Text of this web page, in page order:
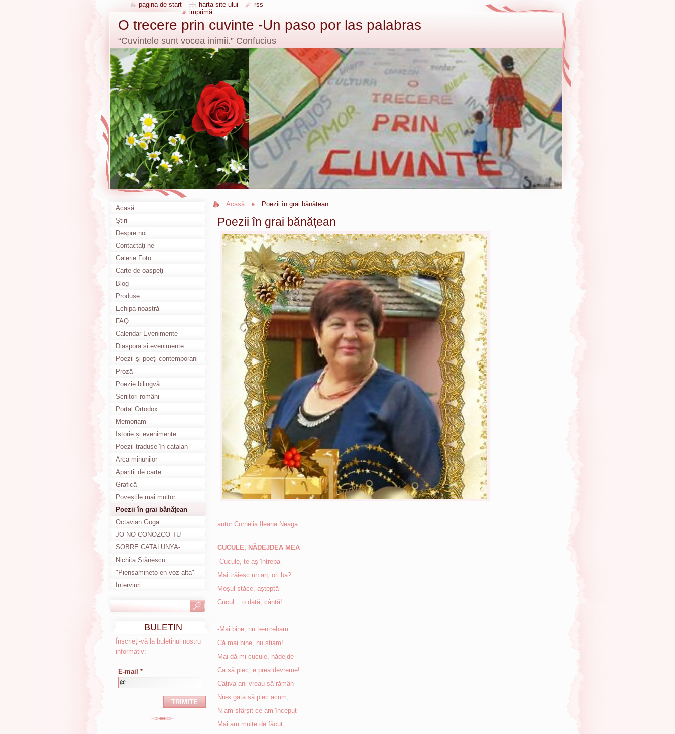
O trecere prin cuvinte -Un paso por las palabras
“Cuvintele sunt vocea inimii.” Confucius
Acasă Poezii în grai bănățean
Poezii în grai bănățean
autor Cornelia Ileana Neaga
CUCULE, NĂDEJDEA MEA
-Cucule, te-aș întreba
Mai trăiesc un an, ori ba?
Moșul stăce, așteptă
Cucul... o dată, cântă!
-Mai bine, nu te-ntrebam
Că mai bine, nu știam!
Mai dă-mi cucule, nădejde
Ca să plec, e prea devreme!
Câțiva ani vreau să rămân
Nu-s gata să plec acum;
N-am sfârșit ce-am început
Mai am multe de făcut;
Acasă
Ştiri
Despre noi
Contactaţi-ne
Galerie Foto
Carte de oaspeţi
Blog
Produse
Echipa noastră
FAQ
Calendar Evenimente
Diaspora și evenimente
culturale
Poezii și poeți contemporani
Proză
Poezie bilingvă
Scriitori români
Portal Ortodox
Memoriam
Istorie și evenimente
Poezii traduse în catalan-
Poemas en català
Arca minunilor
Apariții de carte
Grafică
Poveștile mai multor
anotimpuri
Poezii în grai bănățean
Octavian Goga
JO NO CONOZCO TU
HISTORIA
SOBRE CATALUNYA-
DESPRE CATALUNIA
Nichita Stănescu
"Piensamineto en voz alta"
Interviuri
BULETIN
INFORMATIV
Înscrieți-vă la buletinul nostru
informativ:
E-mail *
pagina de start harta site-ului
rss
imprimă